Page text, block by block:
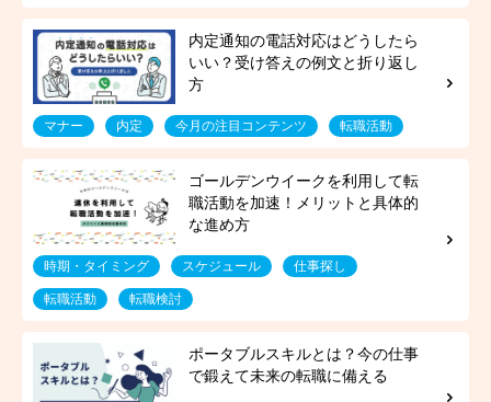
マナー 内定 今月の注目コンテンツ 転職活動
時期・タイミング スケジュール 仕事探し
転職活動 転職検討